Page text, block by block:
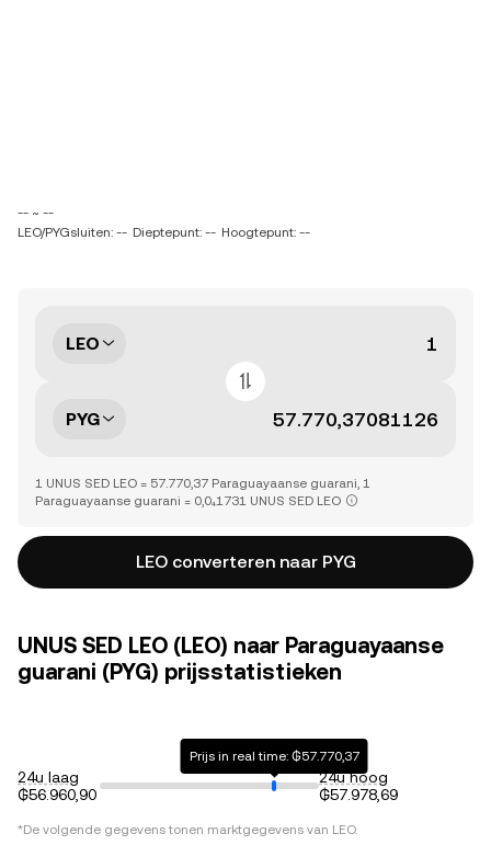
-- ~ --
LEO/PYGsluiten: -- Dieptepunt: -- Hoogtepunt: --
LEO
PYG
1 UNUS SED LEO = 57.770,37 Paraguayaanse guarani, 1
Paraguayaanse guarani = 0,0₄1731 UNUS SED LEO
LEO converteren naar PYG
UNUS SED LEO (LEO) naar Paraguayaanse
guarani (PYG) prijsstatistieken
24u laag
₲56.960,90
Prijs in real time: ₲57.770,37
24u hoog
₲57.978,69
*De volgende gegevens tonen marktgegevens van LEO.